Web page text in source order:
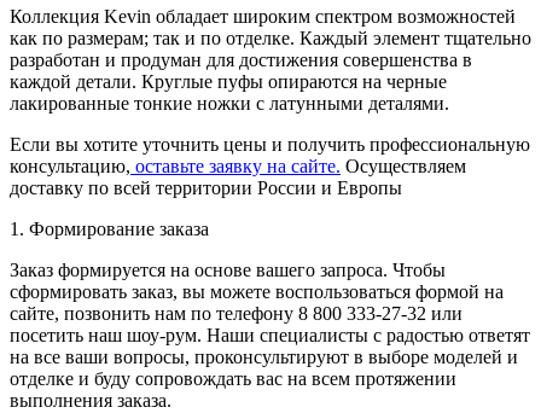
Коллекция Kevin обладает широким спектром возможностей
как по размерам; так и по отделке. Каждый элемент тщательно
разработан и продуман для достижения совершенства в
каждой детали. Круглые пуфы опираются на черные
лакированные тонкие ножки с латунными деталями.
Если вы хотите уточнить цены и получить профессиональную
консультацию, оставьте заявку на сайте. Осуществляем
доставку по всей территории России и Европы
1. Формирование заказа
Заказ формируется на основе вашего запроса. Чтобы
сформировать заказ, вы можете воспользоваться формой на
сайте, позвонить нам по телефону 8 800 333-27-32 или
посетить наш шоу-рум. Наши специалисты с радостью ответят
на все ваши вопросы, проконсультируют в выборе моделей и
отделке и буду сопровождать вас на всем протяжении
выполнения заказа.